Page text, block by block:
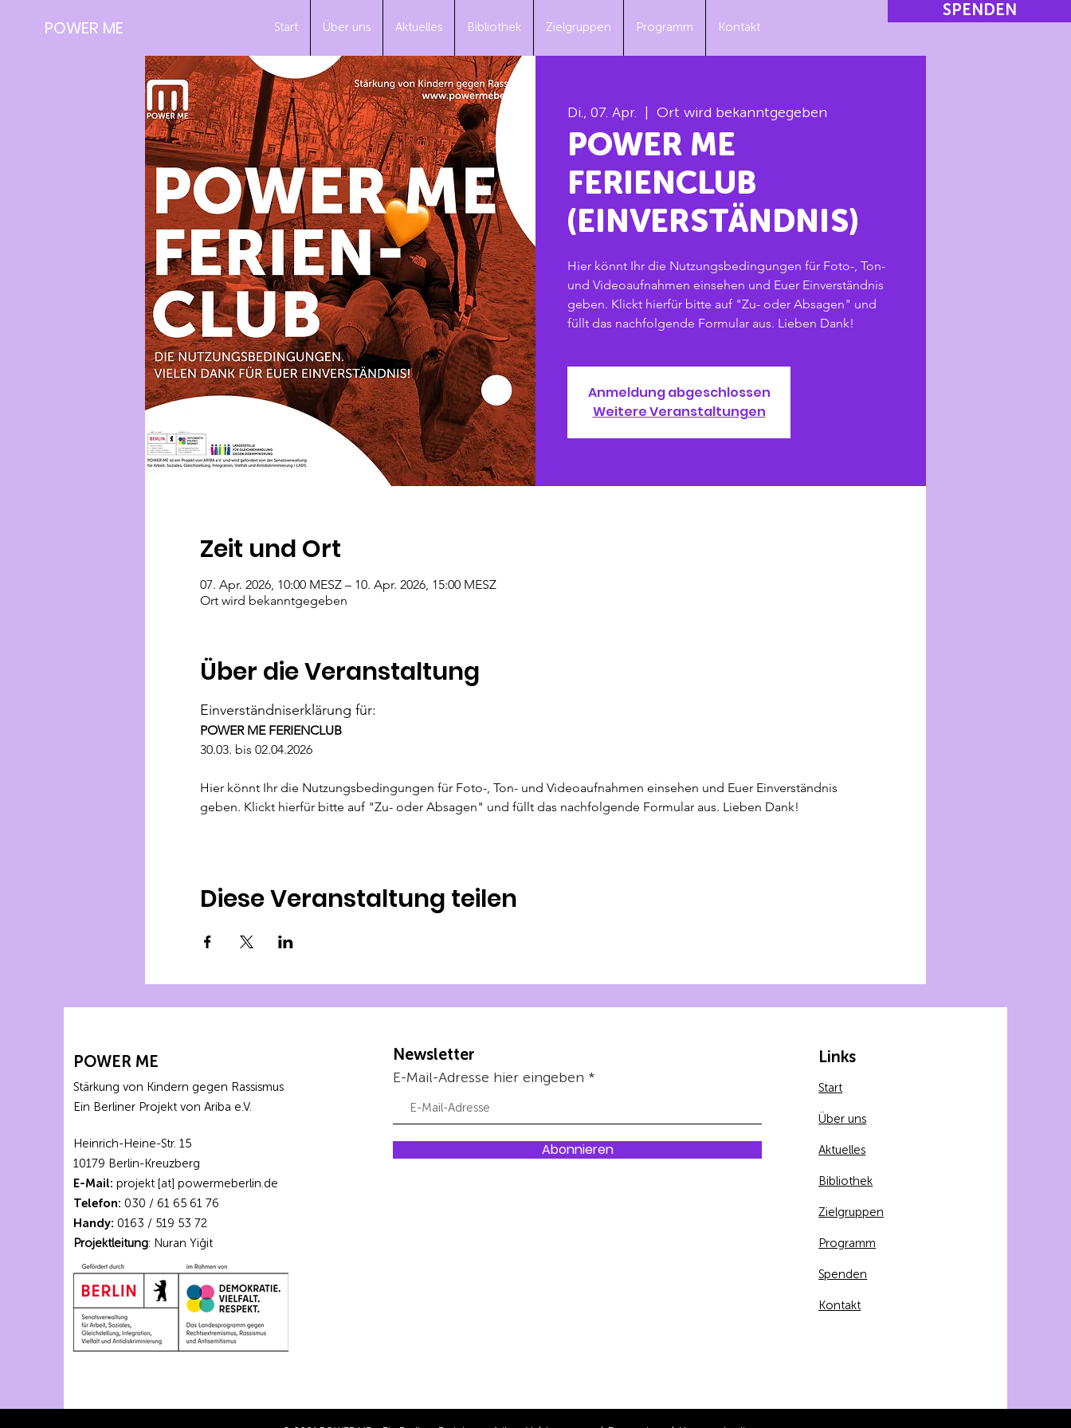
POWER ME
SPENDEN
Start Über uns Aktuelles Bibliothek Zielgruppen Programm Kontakt
Di., 07. Apr. Ort wird bekanntgegeben
POWER ME
FERIENCLUB
(EINVERSTÄNDNIS)
Hier könnt Ihr die Nutzungsbedingungen für Foto-, Ton-
und Videoaufnahmen einsehen und Euer Einverständnis
geben. Klickt hierfür bitte auf "Zu- oder Absagen" und
füllt das nachfolgende Formular aus. Lieben Dank!
Anmeldung abgeschlossen
Weitere Veranstaltungen
Zeit und Ort
07. Apr. 2026, 10:00 MESZ – 10. Apr. 2026, 15:00 MESZ
Ort wird bekanntgegeben
Über die Veranstaltung
Einverständniserklärung für:
POWER ME FERIENCLUB
30.03. bis 02.04.2026
Hier könnt Ihr die Nutzungsbedingungen für Foto-, Ton- und Videoaufnahmen einsehen und Euer Einverständnis
geben. Klickt hierfür bitte auf "Zu- oder Absagen" und füllt das nachfolgende Formular aus. Lieben Dank!
Diese Veranstaltung teilen
POWER ME
Stärkung von Kindern gegen Rassismus
Ein Berliner Projekt von Ariba e.V.
Heinrich-Heine-Str. 15
10179 Berlin-Kreuzberg
E-Mail: projekt [at] powermeberlin.de
Telefon: 030 / 61 65 61 76
Handy: 0163 / 519 53 72
Projektleitung: Nuran Yiğit
Newsletter
E-Mail-Adresse hier eingeben
Abonnieren
Links
Start
Über uns
Aktuelles
Bibliothek
Zielgruppen
Programm
Spenden
Kontakt